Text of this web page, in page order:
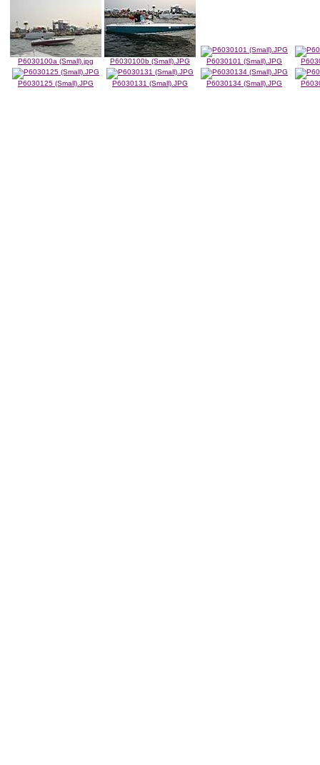
P6030100a (Small).jpg P6030100b (Small).JPG P6030101 (Small).JPG
P6030125 (Small).JPG P6030131 (Small).JPG P6030134 (Small).JPG